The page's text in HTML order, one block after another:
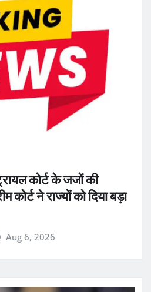
कोर्ट के जजों की
कोर्ट ने राज्यों को दिया बड़ा
Aug 6, 2026